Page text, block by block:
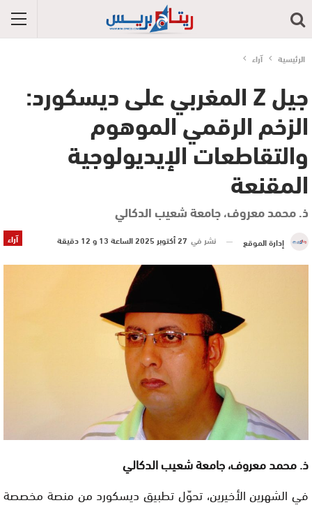
الرئيسية آراء
جيل Z المغربي على ديسكورد:
الزخم الرقمي الموهوم
والتقاطعات الإيديولوجية
المقنعة
ذ. محمد معروف، جامعة شعيب الدكالي
آراء إدارة الموقع نشر في 27 أكتوبر 2025 الساعة 13 و 12 دقيقة
ذ. محمد معروف، جامعة شعيب الدكالي
في الشهرين الأخيرين، تحوّل تطبيق ديسكورد من منصة مخصصة